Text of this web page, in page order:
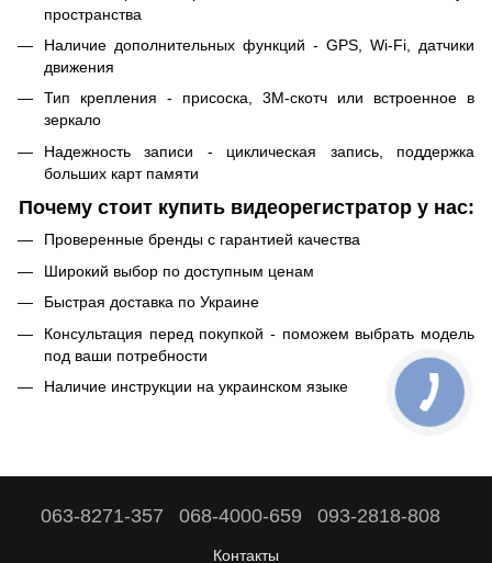
пространства
Наличие дополнительных функций - GPS, Wi-Fi, датчики
движения
Тип крепления - присоска, 3M-скотч или встроенное в
зеркало
Надежность записи - циклическая запись, поддержка
больших карт памяти
Почему стоит купить видеорегистратор у нас:
Проверенные бренды с гарантией качества
Широкий выбор по доступным ценам
Быстрая доставка по Украине
Консультация перед покупкой - поможем выбрать модель
под ваши потребности
Наличие инструкции на украинском языке
063-8271-357 068-4000-659 093-2818-808
Контакты